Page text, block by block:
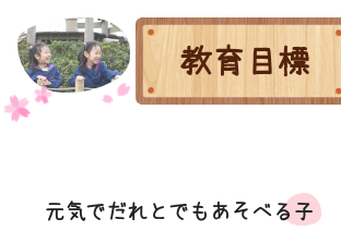
教育目標
元気でだれとでもあそべる子